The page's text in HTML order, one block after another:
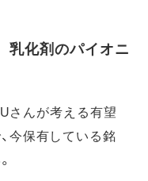
化剤のパイオニ
さんが考える有望
今保有している銘